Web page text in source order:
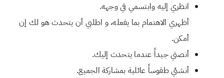
انظري إليه وابتسمي في وجهه.
أظهري الاهتمام بما يفعله، و اطلبي أن يتحدث هو لك إن
أمكن.
أنصتي جيداً عندما يتحدث إليك.
أنشئي طقوساً عائلية بمشاركة الجميع.